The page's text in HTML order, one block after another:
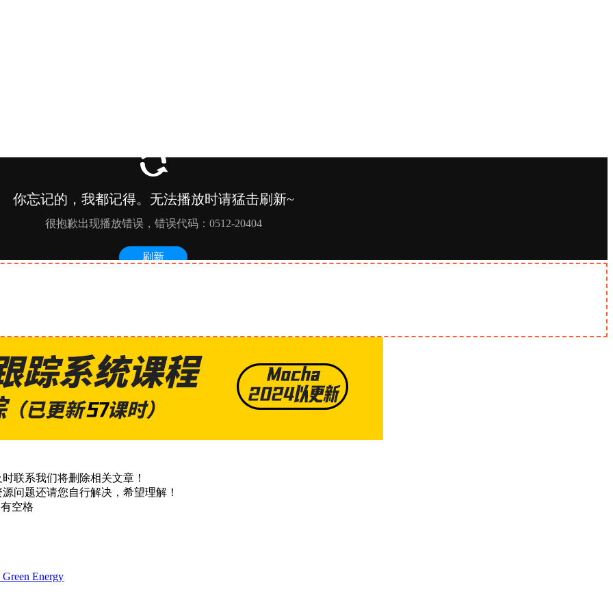
联系我们将删除相关文章！
问题还请您自行解决，希望理解！
空格
Energy